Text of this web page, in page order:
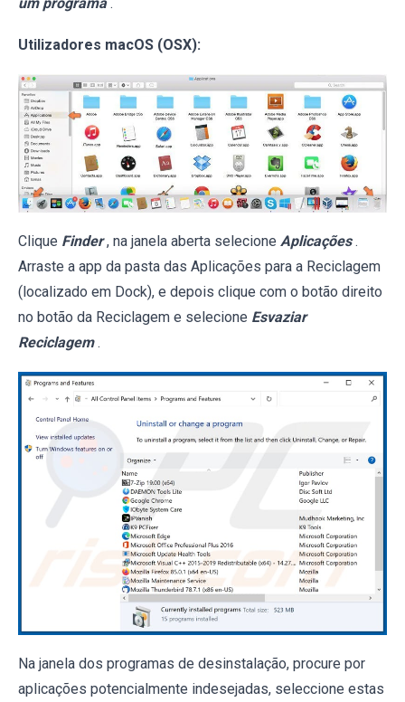
Utilizadores macOS (OSX):
Clique Finder , na janela aberta selecione Aplicações .
Arraste a app da pasta das Aplicações para a Reciclagem
(localizado em Dock), e depois clique com o botão direito
no botão da Reciclagem e selecione Esvaziar
Reciclagem .
Na janela dos programas de desinstalação, procure por
aplicações potencialmente indesejadas, seleccione estas